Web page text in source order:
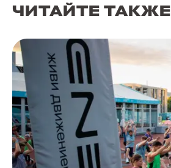
ЧИТАЙТЕ ТАКЖЕ